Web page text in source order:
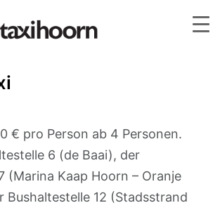
€ pro Person ab 4 Personen.
6 (de Baai), der
(Marina Kaap Hoorn – Oranje
Bushaltestelle 12 (Stadsstrand